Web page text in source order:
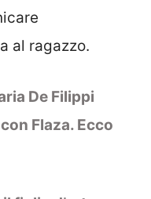
al ragazzo.
De Filippi
Flaza. Ecco